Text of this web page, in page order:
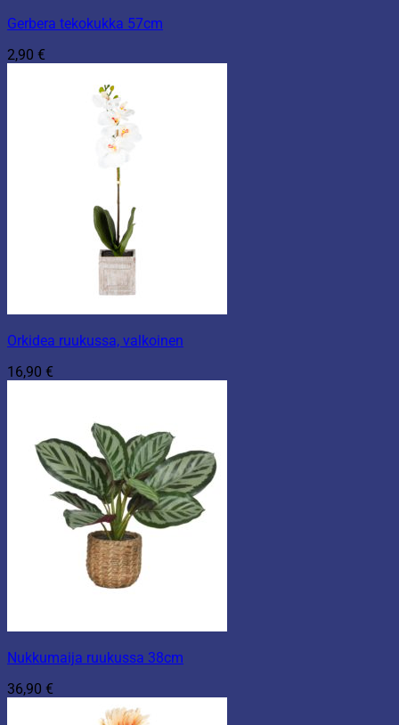
Gerbera tekokukka 57cm
2,90 €
Orkidea ruukussa, valkoinen
16,90 €
Nukkumaija ruukussa 38cm
36,90 €